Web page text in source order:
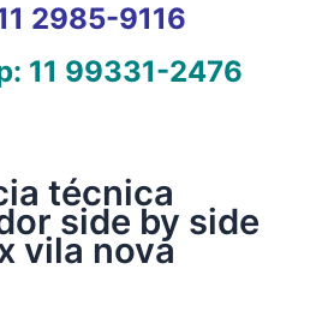
2985-9116
11 99331-2476
técnica
side by side
vila nova